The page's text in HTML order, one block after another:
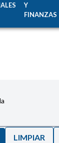
Y
FINANZAS
LIMPIAR